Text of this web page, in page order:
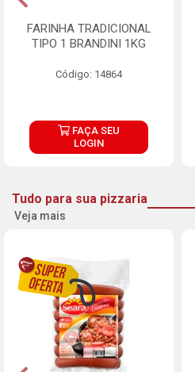
FARINHA TRADICIONAL
TIPO 1 BRANDINI 1KG
Código: 14864
FAÇA SEU
LOGIN
Tudo para sua pizzaria
Veja mais